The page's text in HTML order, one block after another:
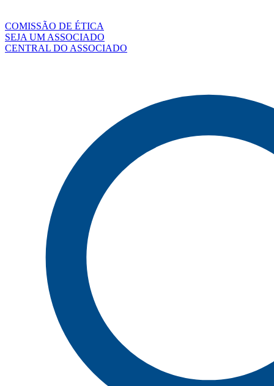
COMISSÃO DE ÉTICA
SEJA UM ASSOCIADO
CENTRAL DO ASSOCIADO